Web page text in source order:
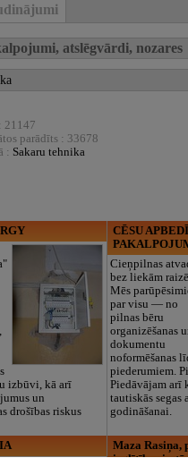
atslēgvārdi, nozares
21147
parādīts : 33678
: Sakaru tehnika
izbūvi, kā arī
un
drošības riskus
CĒSU
Cieņpilnas
bez liekām
Mēs
par visu — no
pilnas bēru
organizēšanas
dokumentu
noformēšanas
piederumiem.
Piedāvājam arī
tautiskās segas
godināšanai.
Maza Rasiņa,